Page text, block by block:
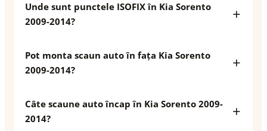
Unde sunt punctele ISOFIX în Kia Sorento
2009-2014?
Pot monta scaun auto în fața Kia Sorento
2009-2014?
Câte scaune auto încap în Kia Sorento 2009-
2014?